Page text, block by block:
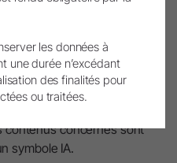
été partiellement ou
contenus concernés sont
symbole IA.
les données à
une durée n’excédant
des finalités pour
ou traitées.